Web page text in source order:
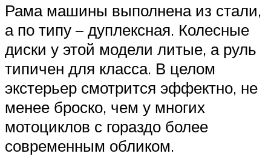
Рама машины выполнена из стали,
а по типу – дуплексная. Колесные
диски у этой модели литые, а руль
типичен для класса. В целом
экстерьер смотрится эффектно, не
менее броско, чем у многих
мотоциклов с гораздо более
современным обликом.